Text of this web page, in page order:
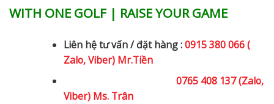
WITH ONE GOLF | RAISE YOUR GAME
Liên hệ tư vấn / đặt hàng :0915 380 066 (
Zalo, Viber) Mr.Tiền
0765 408 137 (Zalo,
Viber) Ms. Trân